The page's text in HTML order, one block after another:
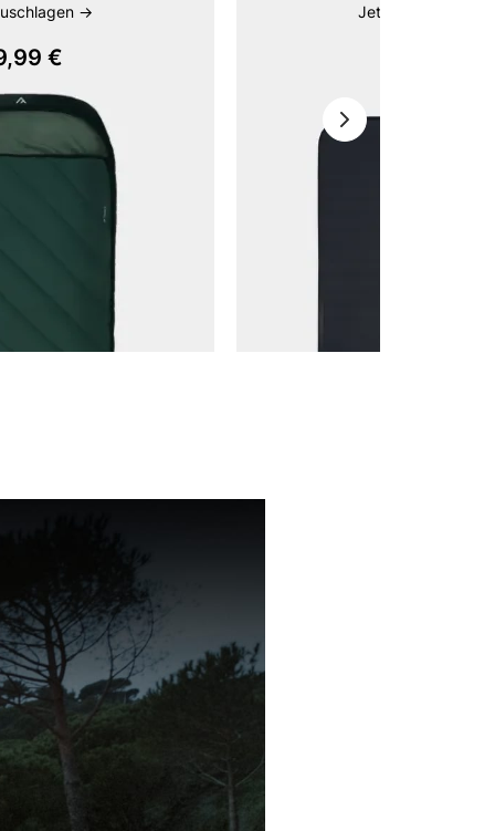
->
€
Jetzt zuschlagen -